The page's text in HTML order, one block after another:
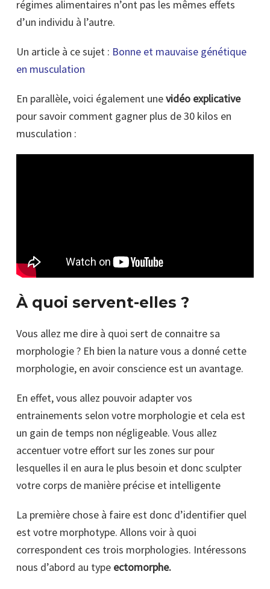
régimes alimentaires n’ont pas les mêmes effets
d’un individu à l’autre.
Un article à ce sujet : Bonne et mauvaise génétique
en musculation
En parallèle, voici également unevidéo explicative
pour savoir comment gagner plus de 30 kilos en
musculation :
À quoi servent-elles ?
Vous allez me dire à quoi sert de connaitre sa
morphologie ? Eh bien la nature vous a donné cette
morphologie, en avoir conscience est un avantage.
En effet, vous allez pouvoir adapter vos
entrainements selon votre morphologie et cela est
un gain de temps non négligeable. Vous allez
accentuer votre effort sur les zones sur pour
lesquelles il en aura le plus besoin et donc sculpter
votre corps de manière précise et intelligente
La première chose à faire est donc d’identifier quel
est votre morphotype. Allons voir à quoi
correspondent ces trois morphologies. Intéressons
nous d’abord au type ectomorphe.